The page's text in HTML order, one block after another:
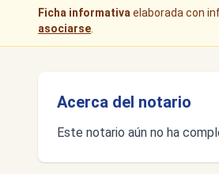
Ficha informativa elaborada con
asociarse
Acerca del notario
Este notario aún no ha